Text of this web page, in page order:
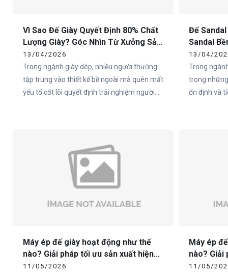
Vì Sao Đế Giày Quyết Định 80% Chất
Lượng Giày? Góc Nhìn Từ Xưởng Sản
Xuất
13/04/2026
Trong ngành giày dép, nhiều người thường
tập trung vào thiết kế bề ngoài mà quên mất
yếu tố cốt lõi quyết định trải nghiệm người
Đế
Sandal
Cho
13/04/
Trong
trong
ổn định và
Máy ép đế giày hoạt động như thế
nào? Giải pháp tối ưu sản xuất hiện
đại cùng Vietcha
11/05/2026
Máy ép
nào? Giải
đại cùng
11/05/